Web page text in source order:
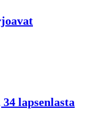
lapsenlasta